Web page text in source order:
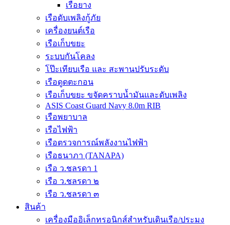
เรือยาง
เรือดับเพลิงกู้ภัย
เครื่องยนต์เรือ
เรือเก็บขยะ
ระบบกันโคลง
โป๊ะเทียบเรือ และ สะพานปรับระดับ
เรือดูดตะกอน
เรือเก็บขยะ ขจัดคราบน้ำมันและดับเพลิง
ASIS Coast Guard Navy 8.0m RIB
เรือพยาบาล
เรือไฟฟ้า
เรือตรวจการณ์พลังงานไฟฟ้า
เรือธนาภา (TANAPA)
เรือ ว.ชลรดา 1
เรือ ว.ชลรดา ๒
เรือ ว.ชลรดา ๓
สินค้า
เครื่องมืออิเล็กทรอนิกส์สำหรับเดินเรือ/ประมง